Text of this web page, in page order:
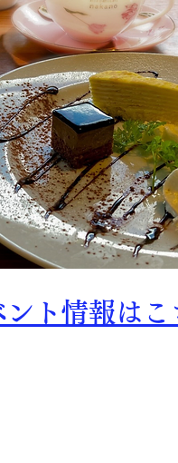
ト情報はこ